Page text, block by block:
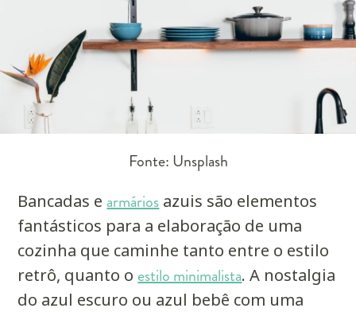
Fonte: Unsplash
Bancadas e armários azuis são elementos
fantásticos para a elaboração de uma
cozinha que caminhe tanto entre o estilo
retrô, quanto o estilo minimalista. A nostalgia
do azul escuro ou azul bebê com uma